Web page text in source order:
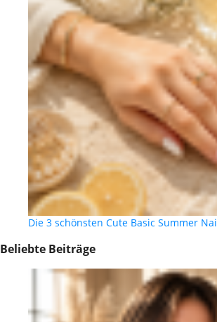
Die 3 schönsten Cute Basic Summer
Beliebte Beiträge